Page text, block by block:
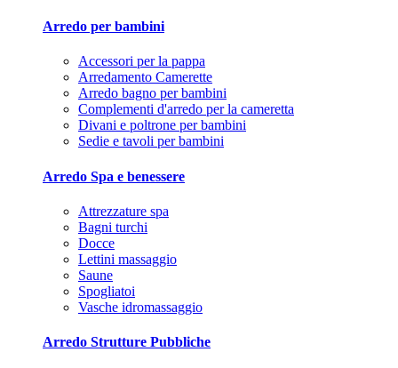
Arredo per bambini
Accessori per la pappa
Arredamento Camerette
Arredo bagno per bambini
Complementi d'arredo per la cameretta
Divani e poltrone per bambini
Sedie e tavoli per bambini
Arredo Spa e benessere
Attrezzature spa
Bagni turchi
Docce
Lettini massaggio
Saune
Spogliatoi
Vasche idromassaggio
Arredo Strutture Pubbliche